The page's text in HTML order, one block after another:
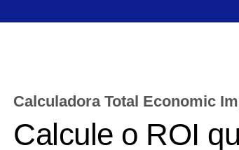
Calculadora Total Economic
Calcule o ROI